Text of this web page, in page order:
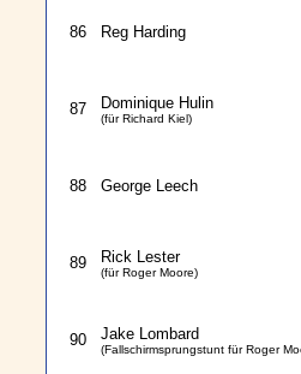
86 Reg Harding
87 Dominique Hulin
(für Richard Kiel)
88 George Leech
89 Rick Lester
(für Roger Moore)
90 Jake Lombard
(Fallschirmsprungstunt für Roger